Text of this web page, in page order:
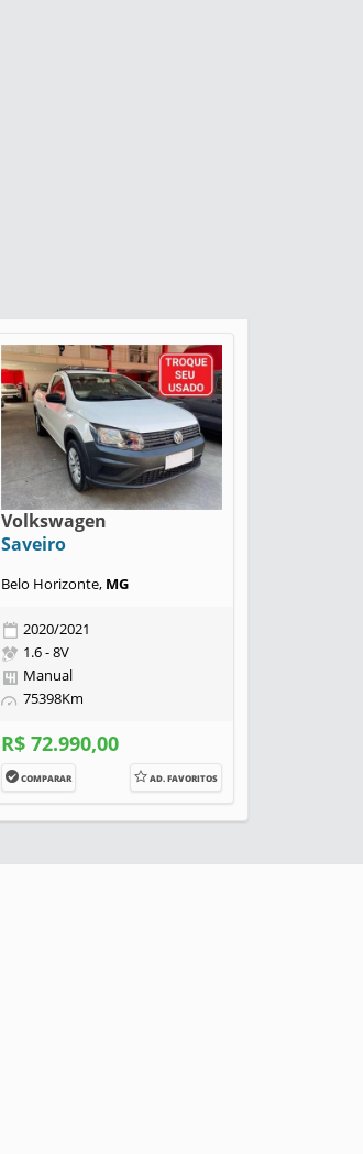
Volkswagen
Saveiro
Belo Horizonte, MG
2020/2021
1.6 - 8V
Manual
75398Km
R$ 72.990,00
COMPARAR AD. FAVORITOS